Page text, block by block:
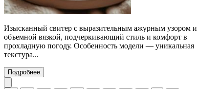
Изысканный свитер с выразительным ажурным узором и
объемной вязкой, подчеркивающий стиль и комфорт в
прохладную погоду. Особенность модели — уникальная
текстура...
Подробнее